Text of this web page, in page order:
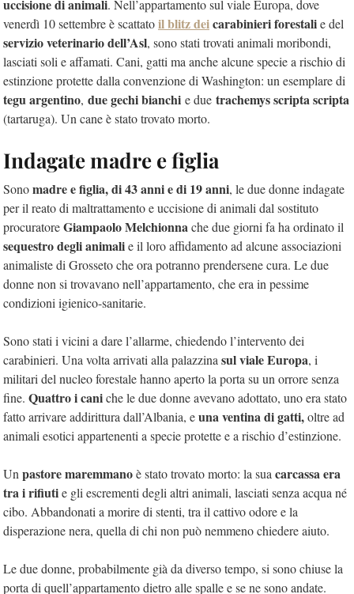
uccisione di animali. Nell’appartamento sul viale Europa, dove
venerdì 10 settembre è scattatoil blitz deicarabinieri forestalie del
servizio veterinario dell’Asl, sono stati trovati animali moribondi,
lasciati soli e affamati. Cani, gatti ma anche alcune specie a rischio di
estinzione protette dalla convenzione di Washington: un esemplare di
tegu argentino, due gechi bianchi e due trachemys scripta scripta
(tartaruga). Un cane è stato trovato morto.
Indagate madre e figlia
Sonomadre e figlia, di 43 anni e di 19 anni, le due donne indagate
per il reato di maltrattamento e uccisione di animali dal sostituto
procuratoreGiampaolo Melchionnache due giorni fa ha ordinato il
sequestro degli animalie il loro affidamento ad alcune associazioni
animaliste di Grosseto che ora potranno prendersene cura. Le due
donne non si trovavano nell’appartamento, che era in pessime
condizioni igienico-sanitarie.
Sono stati i vicini a dare l’allarme, chiedendo l’intervento dei
carabinieri. Una volta arrivati alla palazzina sul viale Europa, i
militari del nucleo forestale hanno aperto la porta su un orrore senza
fine. Quattro i caniche le due donne avevano adottato, uno era stato
fatto arrivare addirittura dall’Albania, euna ventina di gatti,oltre ad
animali esotici appartenenti a specie protette e a rischio d’estinzione.
Un pastore maremmanoè stato trovato morto: la sua carcassa era
tra i rifiutie gli escrementi degli altri animali, lasciati senza acqua né
cibo. Abbandonati a morire di stenti, tra il cattivo odore e la
disperazione nera, quella di chi non può nemmeno chiedere aiuto.
Le due donne, probabilmente già da diverso tempo, si sono chiuse la
porta di quell’appartamento dietro alle spalle e se ne sono andate.